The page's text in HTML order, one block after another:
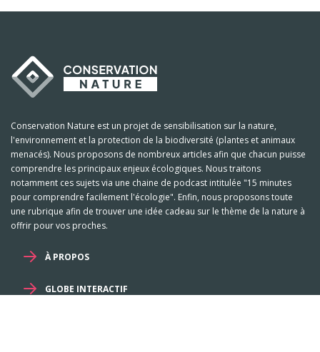
Conservation Nature est un projet de sensibilisation sur la nature,
l'environnement et la protection de la biodiversité (plantes et animaux
menacés). Nous proposons de nombreux articles afin que chacun puisse
comprendre les principaux enjeux écologiques. Nous traitons
notamment ces sujets via une chaine de podcast intitulée "15 minutes
pour comprendre facilement l'écologie". Enfin, nous proposons toute
une rubrique afin de trouver une idée cadeau sur le thème de la nature à
offrir pour vos proches.
À PROPOS
GLOBE INTERACTIF